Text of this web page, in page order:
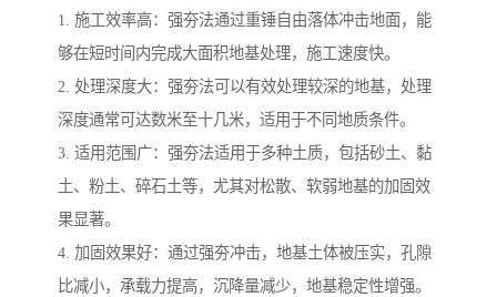
1. 施工效率高：强夯法通过重锤自由落体冲击地面，能
够在短时间内完成大面积地基处理，施工速度快。
2. 处理深度大：强夯法可以有效处理较深的地基，处理
深度通常可达数米至十几米，适用于不同地质条件。
3. 适用范围广：强夯法适用于多种土质，包括砂土、黏
土、粉土、碎石土等，尤其对松散、软弱地基的加固效
果显著。
4. 加固效果好：通过强夯冲击，地基土体被压实，孔隙
比减小，承载力提高，沉降量减少，地基稳定性增强。